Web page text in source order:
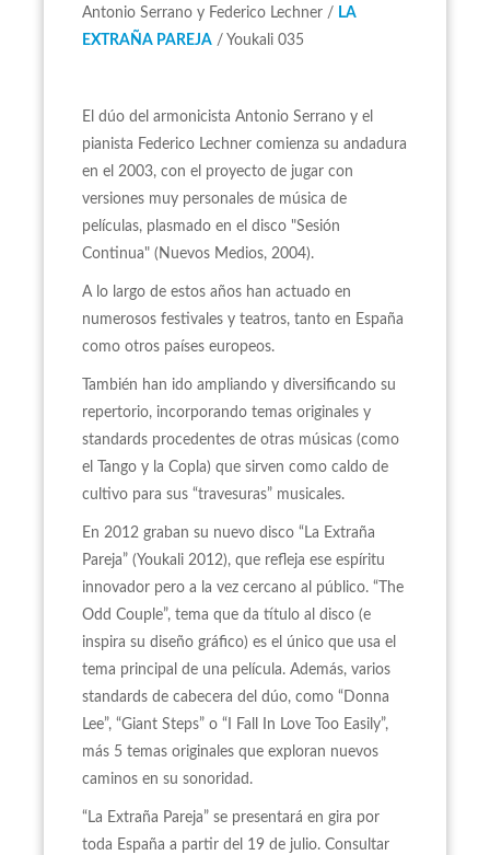
Antonio Serrano y Federico Lechner / LA
EXTRAÑA PAREJA / Youkali 035
El dúo del armonicista Antonio Serrano y el
pianista Federico Lechner comienza su andadura
en el 2003, con el proyecto de jugar con
versiones muy personales de música de
películas, plasmado en el disco "Sesión
Continua" (Nuevos Medios, 2004).
A lo largo de estos años han actuado en
numerosos festivales y teatros, tanto en España
como otros países europeos.
También han ido ampliando y diversificando su
repertorio, incorporando temas originales y
standards procedentes de otras músicas (como
el Tango y la Copla) que sirven como caldo de
cultivo para sus “travesuras” musicales.
En 2012 graban su nuevo disco “La Extraña
Pareja” (Youkali 2012), que refleja ese espíritu
innovador pero a la vez cercano al público. “The
Odd Couple”, tema que da título al disco (e
inspira su diseño gráfico) es el único que usa el
tema principal de una película. Además, varios
standards de cabecera del dúo, como “Donna
Lee”, “Giant Steps” o “I Fall In Love Too Easily”,
más 5 temas originales que exploran nuevos
caminos en su sonoridad.
“La Extraña Pareja” se presentará en gira por
toda España a partir del 19 de julio. Consultar